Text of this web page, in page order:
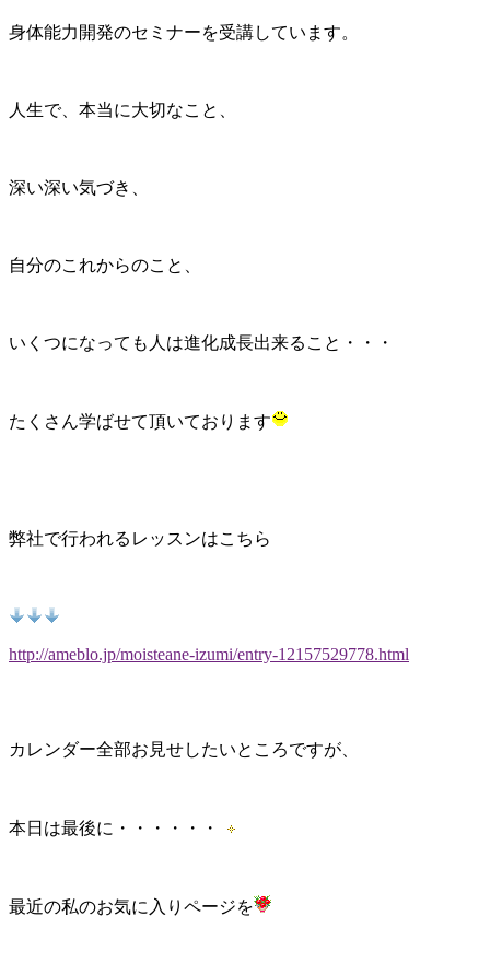
身体能力開発のセミナーを受講しています。
人生で、本当に大切なこと、
深い深い気づき、
自分のこれからのこと、
いくつになっても人は進化成長出来ること・・・
たくさん学ばせて頂いております
弊社で行われるレッスンはこちら
http://ameblo.jp/moisteane-izumi/entry-12157529778.html
カレンダー全部お見せしたいところですが、
本日は最後に・・・・・・
最近の私のお気に入りページを